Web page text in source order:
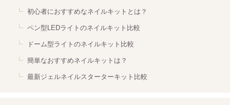
初心者におすすめなネイルキットとは？
ペン型LEDライトのネイルキット比較
ドーム型ライトのネイルキット比較
簡単なおすすめネイルキットは？
最新ジェルネイルスターターキット比較